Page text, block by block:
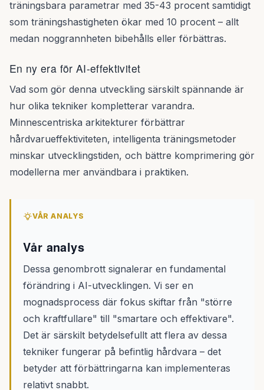
träningsbara parametrar med 35-43 procent samtidigt
som träningshastigheten ökar med 10 procent – allt
medan noggrannheten bibehålls eller förbättras.
En ny era för AI-effektivitet
Vad som gör denna utveckling särskilt spännande är
hur olika tekniker kompletterar varandra.
Minnescentriska arkitekturer förbättrar
hårdvarueffektiviteten, intelligenta träningsmetoder
minskar utvecklingstiden, och bättre komprimering gör
modellerna mer användbara i praktiken.
VÅR ANALYS
Vår analys
Dessa genombrott signalerar en fundamental
förändring i AI-utvecklingen. Vi ser en
mognadsprocess där fokus skiftar från "större
och kraftfullare" till "smartare och effektivare".
Det är särskilt betydelsefullt att flera av dessa
tekniker fungerar på befintlig hårdvara – det
betyder att förbättringarna kan implementeras
relativt snabbt.